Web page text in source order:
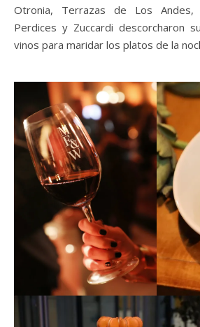
Otronia, Terrazas de Los Andes,
Perdices y Zuccardi descorcharon
vinos para maridar los platos de la